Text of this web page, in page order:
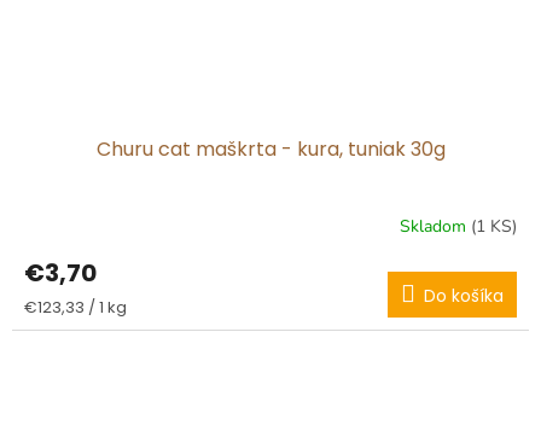
Churu cat maškrta - kura, tuniak 30g
Skladom (1 KS)
€3,70
Jednotková
cena:
€123,33 / 1 kg Do košíka